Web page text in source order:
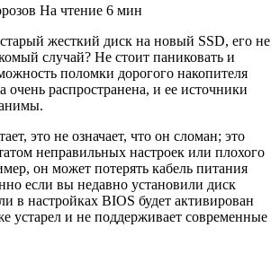
На чтение 6 мин
жесткий диск на новый SSD, его не
случай? Не стоит паниковать и
поломки дорогого накопителя
очень распространена, и ее источники
это не означает, что он сломан; это
неправильных настроек или плохого
он может потерять кабель питания
если вы недавно установили диск
в настройках BIOS будет активирован
устарел и не поддерживает современные